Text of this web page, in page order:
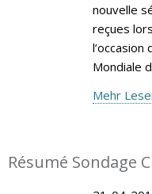
nouvelle
reçues
Mondiale
Mehr
Résumé Sondage